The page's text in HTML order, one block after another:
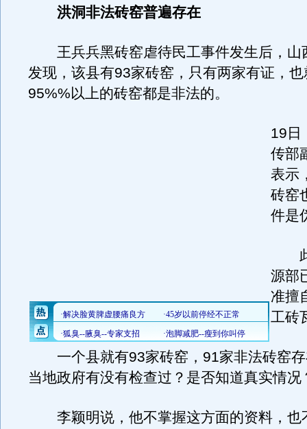
洪洞非法砖窑普遍存在
王兵兵黑砖窑虐待民工事件发生后，山
发现，该县有93家砖窑，只有两家有证，
95%%以上的砖窑都是非法的。
19日
传部
表示
砖窑
件是
此
源部
准擅
工砖
一个县就有93家砖窑，91家非法砖窑存
当地政府有没有检查过？是否知道真实情况
李颖明说，他不掌握这方面的资料，也